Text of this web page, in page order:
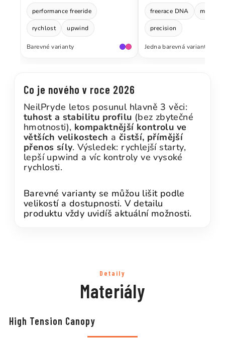
performance freeride
rychlost upwind
Barevné varianty
freerace DNA max.
precision
Jedna barevná varianta
Co je nového v roce 2026
NeilPryde letos posunul hlavně 3 věci:
tuhost a stabilitu profilu (bez zbytečné
hmotnosti), kompaktnější kontrolu ve
větších velikostech a čistší, přímější
přenos síly. Výsledek: rychlejší starty,
lepší upwind a víc kontroly ve vysoké
rychlosti.
Barevné varianty se můžou lišit podle
velikostí a dostupnosti. V detailu
produktu vždy uvidíš aktuální možnosti.
Detaily
Materiály
High Tension Canopy